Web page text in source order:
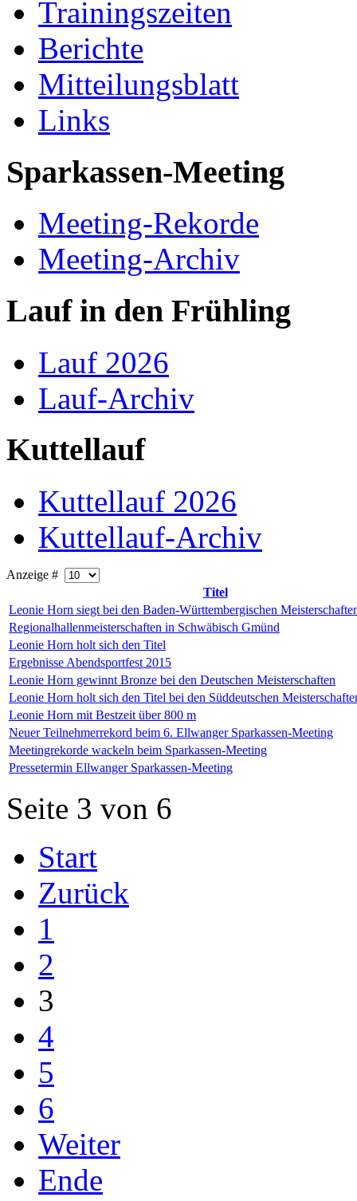
Trainingszeiten
Berichte
Mitteilungsblatt
Links
Sparkassen-Meeting
Meeting-Rekorde
Meeting-Archiv
Lauf in den Frühling
Lauf 2026
Lauf-Archiv
Kuttellauf
Kuttellauf 2026
Kuttellauf-Archiv
Anzeige #
Titel
Leonie Horn siegt bei den Baden-Württembergischen
Regionalhallenmeisterschaften in Schwäbisch Gmünd
Leonie Horn holt sich den Titel
Ergebnisse Abendsportfest 2015
Leonie Horn gewinnt Bronze bei den Deutschen Meisterschaften
Leonie Horn holt sich den Titel bei den Süddeutschen
Leonie Horn mit Bestzeit über 800 m
Neuer Teilnehmerrekord beim 6. Ellwanger Sparkassen-Meeting
Meetingrekorde wackeln beim Sparkassen-Meeting
Pressetermin Ellwanger Sparkassen-Meeting
Seite 3 von 6
Start
Zurück
1
2
3
4
5
6
Weiter
Ende